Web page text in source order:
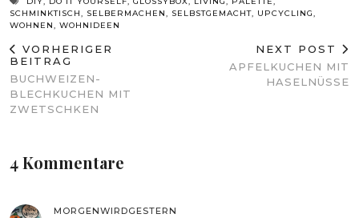
SCHMINKTISCH, SELBERMACHEN, SELBSTGEMACHT, UPCYCLING,
WOHNEN, WOHNIDEEN
VORHERIGER
BEITRAG
BUCHWEIZEN-
BLECHKUCHEN MIT
ZWETSCHKEN
NEXT POST
APFELKUCHEN MIT
HASELNÜSSE
4 Kommentare
MORGENWIRDGESTERN